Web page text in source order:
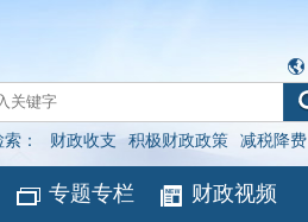
： 财政收支 积极财政政策 减税降费
专题专栏 财政视频